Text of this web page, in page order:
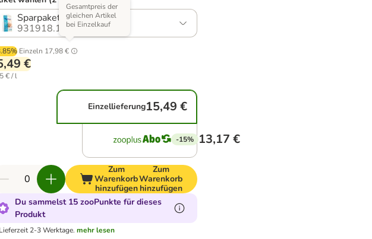
Sparpaket 2 x 14 l
931918.1
Einzeln 17,98 €
Gesamtpreis der
gleichen Artikel
bei Einzelkauf
€
€ / l
Einzellieferung15,49 €
-15% 13,17 €
Zum
Warenkorb
hinzufügen
Zum
Warenkorb
hinzufügen
Du sammelst 15 zooPunkte für dieses
Produkt
Lieferzeit 2-3 Werktage. mehr lesen